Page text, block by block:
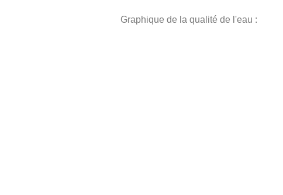
Graphique de la qualité de l'eau :